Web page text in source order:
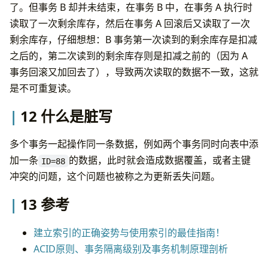
了。但事务 B 却并未结束，在事务 B 中，在事务 A 执行时
读取了一次剩余库存，然后在事务 A 回滚后又读取了一次
剩余库存，仔细想想：B 事务第一次读到的剩余库存是扣减
之后的，第二次读到的剩余库存则是扣减之前的（因为 A
事务回滚又加回去了），导致两次读取的数据不一致，这就
是不可重复读。
12 什么是脏写
多个事务一起操作同一条数据，例如两个事务同时向表中添
加一条 ID=88 的数据，此时就会造成数据覆盖，或者主键
冲突的问题，这个问题也被称之为更新丢失问题。
13 参考
建立索引的正确姿势与使用索引的最佳指南！
ACID原则、事务隔离级别及事务机制原理剖析